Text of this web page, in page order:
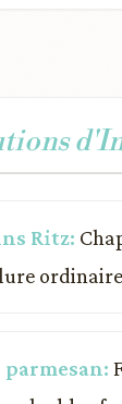
Ritz:
ordinaire
parmesan: